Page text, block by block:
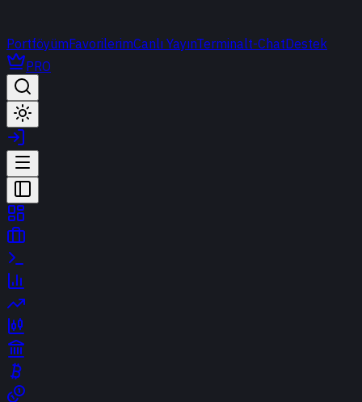
PortföyümFavorilerimCanlı YayınTerminalt-ChatDestek
PRO